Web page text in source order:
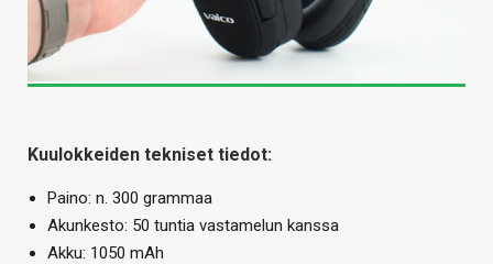
Kuulokkeiden tekniset tiedot:
Paino: n. 300 grammaa
Akunkesto: 50 tuntia vastamelun kanssa
Akku: 1050 mAh